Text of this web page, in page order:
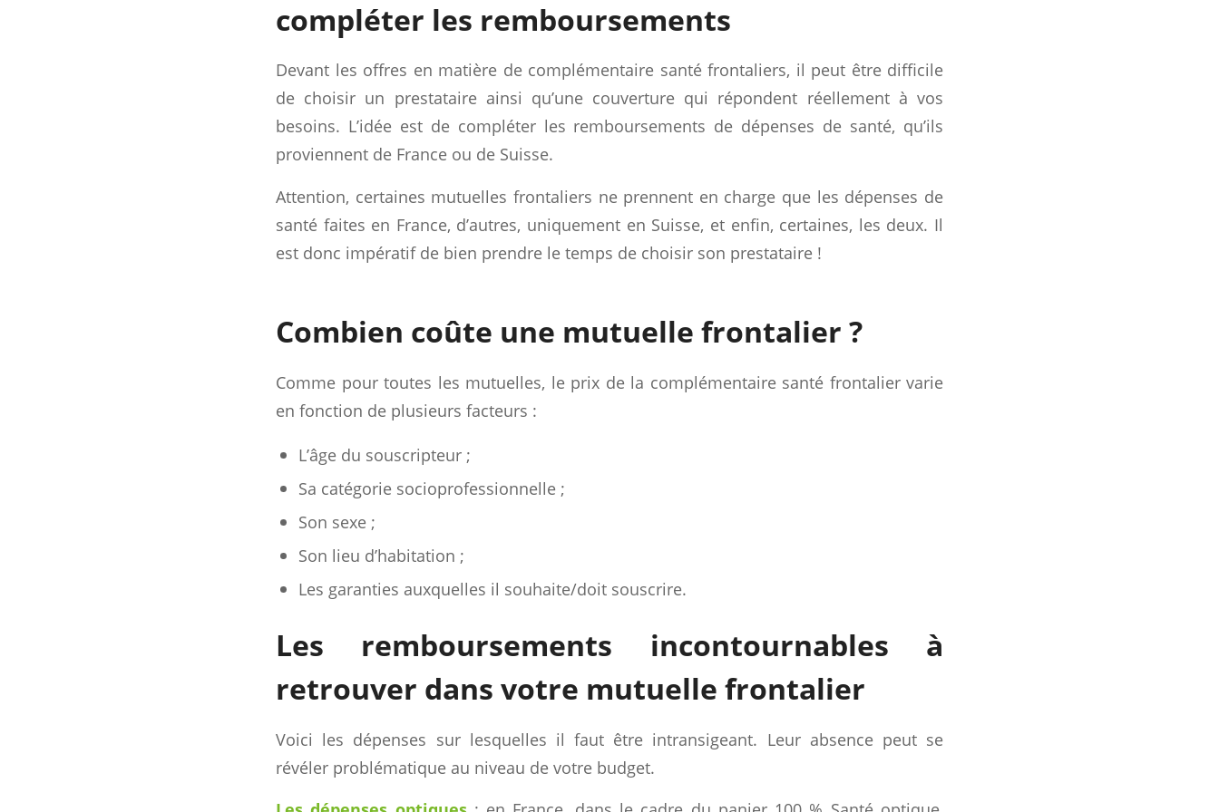
compléter les remboursements
Devant les offres en matière de complémentaire santé frontaliers, il peut être difficile
de choisir un prestataire ainsi qu’une couverture qui répondent réellement à vos
besoins. L’idée est de compléter les remboursements de dépenses de santé, qu’ils
proviennent de France ou de Suisse.
Attention, certaines mutuelles frontaliers ne prennent en charge que les dépenses de
santé faites en France, d’autres, uniquement en Suisse, et enfin, certaines, les deux. Il
est donc impératif de bien prendre le temps de choisir son prestataire !
Combien coûte une mutuelle frontalier ?
Comme pour toutes les mutuelles, le prix de la complémentaire santé frontalier varie
en fonction de plusieurs facteurs :
L’âge du souscripteur ;
Sa catégorie socioprofessionnelle ;
Son sexe ;
Son lieu d’habitation ;
Les garanties auxquelles il souhaite/doit souscrire.
Les remboursements incontournables à
retrouver dans votre mutuelle frontalier
Voici les dépenses sur lesquelles il faut être intransigeant. Leur absence peut se
révéler problématique au niveau de votre budget.